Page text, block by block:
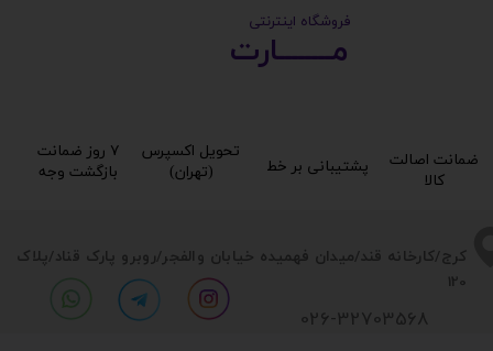
​​کرج/کارخانه قند/میدان فهمیده خیابان والفجر/روبرو پارک قناد/پلاک
120
026-32703568
مــــــــارت​​​​​​
​ ​فروشگاه اینترنتی
۷ روز ضمانت
بازگشت وجه​​​​​​​
تحویل اکسپرس
(تهران)​​​​​​​
پشتیبانی بر خط​​​​​​​
ضمانت اصالت
کالا​​​​​​​